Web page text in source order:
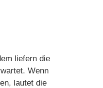
liefern die
Wenn
lautet die